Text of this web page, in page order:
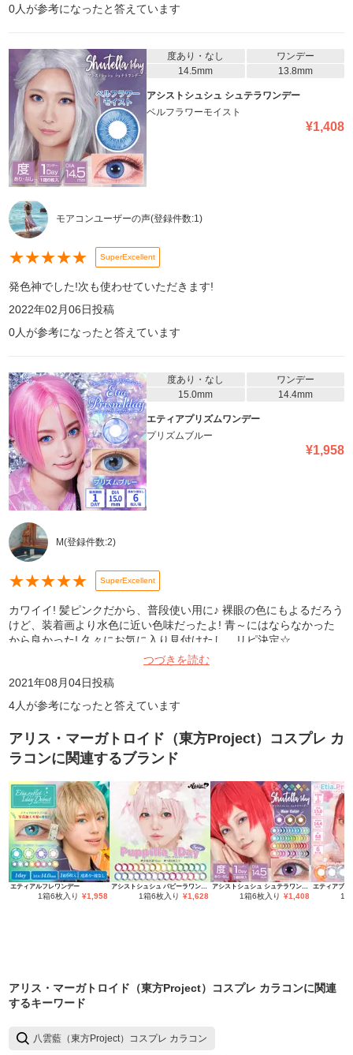
0人が参考になったと答えています
度あり・なし
ワンデー
14.5mm
13.8mm
アシストシュシュ シュテラワンデー
ベルフラワーモイスト
¥1,408
モアコンユーザーの声(登録件数:1)
★★★★★ SuperExcellent
発色神でした!次も使わせていただきます!
2022年02月06日投稿
0人が参考になったと答えています
度あり・なし
ワンデー
15.0mm
14.4mm
エティアプリズムワンデー
プリズムブルー
¥1,958
M(登録件数:2)
★★★★★ SuperExcellent
カワイイ! 髪ピンクだから、普段使い用に♪ 裸眼の色にもよるだろう
けど、装着画より水色に近い色味だったよ! 青～にはならなかった
から良かった! 久々にお気に入り見付けたし、リピ決定☆
つづきを読む
2021年08月04日投稿
4人が参考になったと答えています
アリス・マーガトロイド（東方Project）コスプレ カ
ラコンに関連するブランド
エティアルフレワンデー
1箱6枚入り ¥1,958
アシストシュシュ パピーラワンデー
1箱6枚入り ¥1,628
アシストシュシュ シュテラワンデー
1箱6枚入り ¥1,408
エティアプリ
1
アリス・マーガトロイド（東方Project）コスプレ カラコンに関連
するキーワード
八雲藍（東方Project）コスプレ カラコン